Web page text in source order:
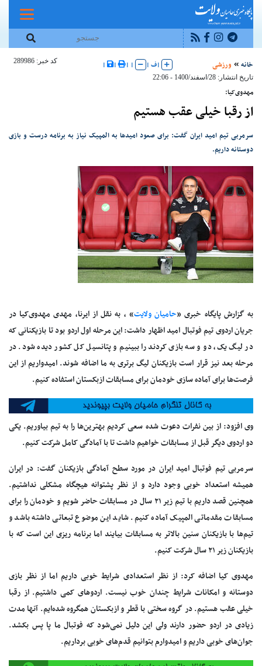
خانه ورزشی |ف |
|
|
|
|
کد خبر: 289986
تاریخ انتشار: 28/اسفند/1400 - 22:06
مهدوی‌کیا:‌
از رقبا خیلی عقب هستیم
سرمربی تیم امید ایران گفت: برای صعود امیدها به المپیک نیاز به برنامه درست و بازی
دوستانه داریم.
به گزارش پایگاه خبری «حامیان ولایت» ، به نقل ازایرنا، مهدی مهدوی‌کیا در
جریان اردوی تیم فوتبال امید اظهار داشت: این مرحله اول اردو بود تا بازیکنانی که
در لیگ یک، دو و سه بازی کردند را ببینیم و پتانسیل کل کشور دیده شود. در
مرحله بعد نیز قرار است بازیکنان لیگ برتری به ما اضافه شوند. امیدواریم از این
فرصت‌ها برای آماده سازی خودمان برای مسابقات ازبکستان استفاده کنیم.
وی افزود: از بین نفرات دعوت شده سعی کردیم بهترین‌ها را به تیم بیاوریم. یکی
دو اردوی دیگر قبل از مسابقات خواهیم داشت تا با آمادگی کامل شرکت کنیم.
سرمربی تیم فوتبال امید ایران در مورد سطح آمادگی بازیکنان گفت: در ایران
همیشه استعداد خوبی وجود دارد و از نظر پشتوانه هیچگاه مشکلی نداشتیم.
همچنین قصد داریم با تیم زیر ۲۱ سال در مسابقات حاضر شویم و خودمان را برای
مسابقات مقدماتی المپیک آماده کنیم. شاید این موضوع تبعاتی داشته باشد و
تیم‌ها با بازیکنان سنین بالاتر به مسابقات بیایند اما برنامه ریزی این است که با
بازیکنان زیر ۲۱ سال شرکت کنیم.
مهدوی کیا اضافه کرد: از نظر استعدادی شرایط خوبی داریم اما از نظر بازی
دوستانه و امکانات شرایط چندان خوب نیست. اردوهای کمی داشتیم. از رقبا
خیلی عقب هستیم. در گروه سختی با قطر و ازبکستان همگروه‌ شده‌ایم. آنها مدت
زیادی در اردو حضور دارند ولی این دلیل نمی‌شود که فوتبال ما پا پس بکشد.
جوان‌های خوبی داریم و امیدوارم بتوانیم قدم‌های خوبی برداریم.